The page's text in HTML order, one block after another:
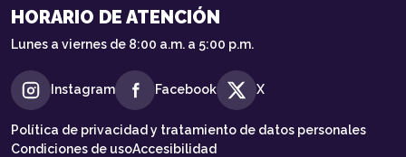
HORARIO DE ATENCIÓN
Lunes a viernes de 8:00 a.m. a 5:00 p.m.
Instagram Facebook X
Política de privacidad y tratamiento de datos personales
Condiciones de usoAccesibilidad